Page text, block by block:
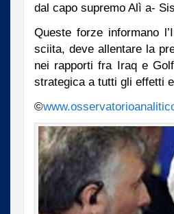
dal capo supremo Alì a-
Queste forze informano
sciita, deve allentare la
nei rapporti fra Iraq e
strategica a tutti gli effetti
©